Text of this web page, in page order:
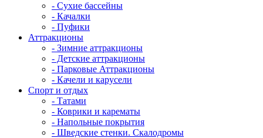
- Сухие бассейны
- Качалки
- Пуфики
Аттракционы
- Зимние аттракционы
- Детские аттракционы
- Парковые Аттракционы
- Качели и карусели
Спорт и отдых
- Татами
- Коврики и карематы
- Напольные покрытия
- Шведские стенки. Скалодромы